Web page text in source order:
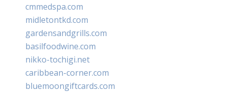
cmmedspa.com
midletontkd.com
gardensandgrills.com
basilfoodwine.com
nikko-tochigi.net
caribbean-corner.com
bluemoongiftcards.com